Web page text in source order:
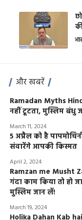
और खबरें
Ramadan Myths
नहीं टूटता, मुस्लिम बंधु
March 11, 2024
5 अप्रैल को है
संवारेंगे आपकी किस्मत
April 2, 2024
Ramzan me Musht
गंदा काम किया तो हो
मुस्लिम जान लें!
March 19, 2024
Holika Dahan Kab